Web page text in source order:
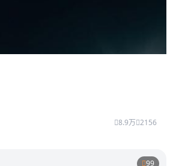
8.9万 2156
99